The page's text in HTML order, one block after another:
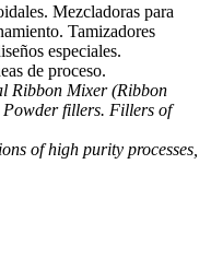
Mezcladoras para
Tamizadores
especiales.
de proceso.
Ribbon Mixer (Ribbon
Powder fillers. Fillers of
of high purity processes,